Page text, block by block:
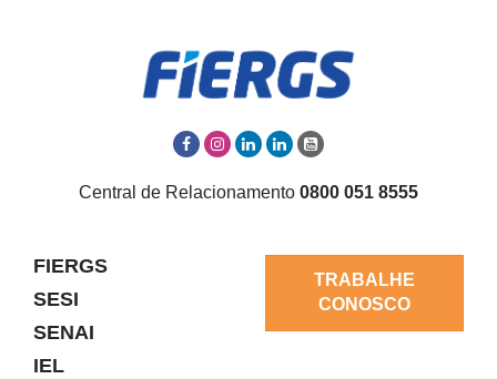
Central de Relacionamento 0800 051 8555
FIERGS
SESI
SENAI
IEL
TRABALHE
CONOSCO